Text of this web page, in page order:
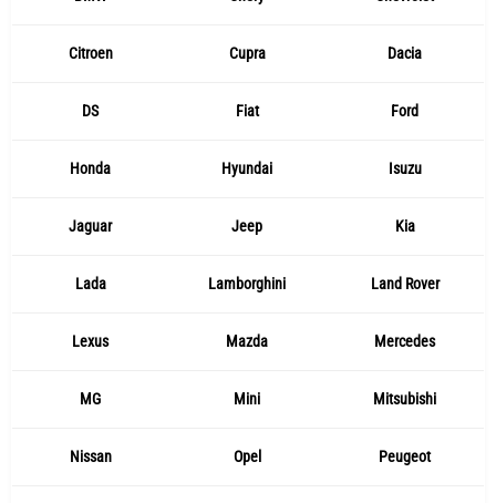
Citroen Cupra Dacia
DS Fiat Ford
Honda Hyundai Isuzu
Jaguar Jeep Kia
Lada Lamborghini Land Rover
Lexus Mazda Mercedes
MG Mini Mitsubishi
Nissan Opel Peugeot